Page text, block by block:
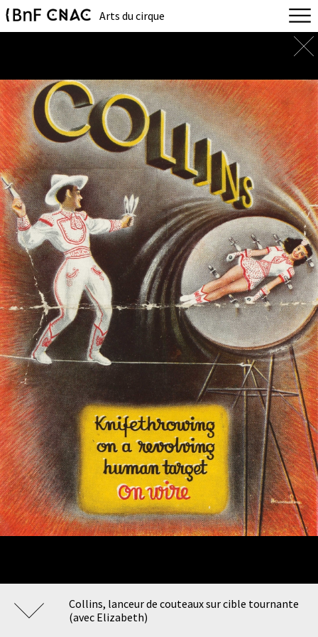
Arts du cirque
Collins, lanceur de couteaux sur cible tournante
(avec Elizabeth)